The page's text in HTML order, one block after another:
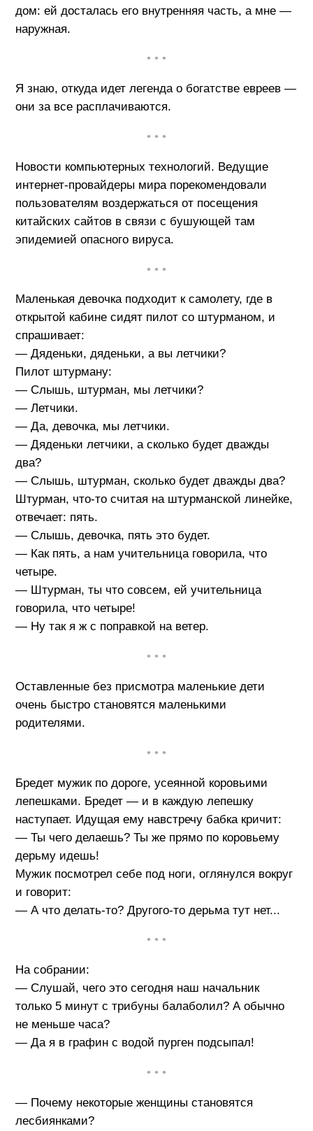
дом: ей досталась его внутренняя часть, а мне —
наружная.
• • •
Я знаю, откуда идет легенда о богатстве евреев —
они за все расплачиваются.
• • •
Новости компьютерных технологий. Ведущие
интернет-провайдеры мира порекомендовали
пользователям воздержаться от посещения
китайских сайтов в связи с бушующей там
эпидемией опасного вируса.
• • •
Маленькая девочка подходит к самолету, где в
открытой кабине сидят пилот со штурманом, и
спрашивает:
— Дяденьки, дяденьки, а вы летчики?
Пилот штурману:
— Слышь, штурман, мы летчики?
— Летчики.
— Да, девочка, мы летчики.
— Дяденьки летчики, а сколько будет дважды
два?
— Слышь, штурман, сколько будет дважды два?
Штурман, что-то считая на штурманской линейке,
отвечает: пять.
— Слышь, девочка, пять это будет.
— Как пять, а нам учительница говорила, что
четыре.
— Штурман, ты что совсем, ей учительница
говорила, что четыре!
— Ну так я ж с поправкой на ветер.
• • •
Оставленные без присмотра маленькие дети
очень быстро становятся маленькими
родителями.
• • •
Бредет мужик по дороге, усеянной коровьими
лепешками. Бредет — и в каждую лепешку
наступает. Идущая ему навстречу бабка кричит:
— Ты чего делаешь? Ты же прямо по коровьему
дерьму идешь!
Мужик посмотрел себе под ноги, оглянулся вокруг
и говорит:
— А что делать-то? Другого-то дерьма тут нет...
• • •
На собрании:
— Слушай, чего это сегодня наш начальник
только 5 минут с трибуны балаболил? А обычно
не меньше часа?
— Да я в графин с водой пурген подсыпал!
• • •
— Почему некоторые женщины становятся
лесбиянками?